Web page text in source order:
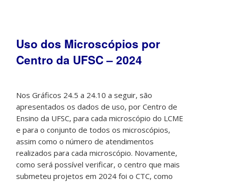
Uso dos Microscópios por
Centro da UFSC – 2024
Nos Gráficos 24.5 a 24.10 a seguir, são
apresentados os dados de uso, por Centro de
Ensino da UFSC, para cada microscópio do LCME
e para o conjunto de todos os microscópios,
assim como o número de atendimentos
realizados para cada microscópio. Novamente,
como será possível verificar, o centro que mais
submeteu projetos em 2024 foi o CTC, como